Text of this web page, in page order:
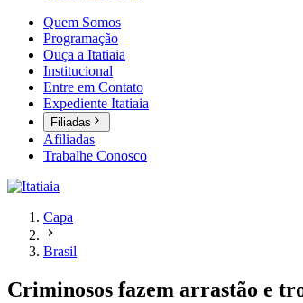
Quem Somos
Programação
Ouça a Itatiaia
Institucional
Entre em Contato
Expediente Itatiaia
Filiadas
Afiliadas
Trabalhe Conosco
Capa
Brasil
Criminosos fazem arrastão e